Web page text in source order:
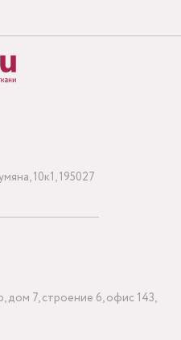
10к1, 195027
дом 7, строение 6, офис 143,